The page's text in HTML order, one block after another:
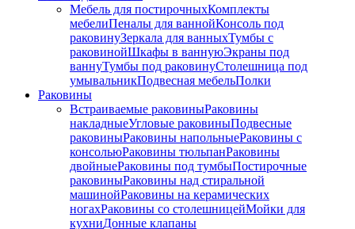
Мебель для постирочныхКомплекты
мебелиПеналы для ваннойКонсоль под
раковинуЗеркала для ванныхТумбы с
раковинойШкафы в ваннуюЭкраны под
ваннуТумбы под раковинуСтолешница под
умывальникПодвесная мебельПолки
Раковины
Встраиваемые раковиныРаковины
накладныеУгловые раковиныПодвесные
раковиныРаковины напольныеРаковины с
консольюРаковины тюльпанРаковины
двойныеРаковины под тумбыПостирочные
раковиныРаковины над стиральной
машинойРаковины на керамических
ногахРаковины со столешницейМойки для
кухниДонные клапаны